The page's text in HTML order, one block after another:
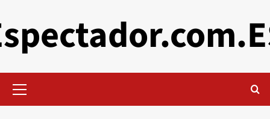
al
contenido
primario